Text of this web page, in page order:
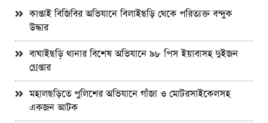
কাপ্তাই বিজিবির অভিযানে বিলাইছড়ি থেকে পরিত্যক্ত বন্দুক
উদ্ধার
বাঘাইছড়ি থানার বিশেষ অভিযানে ৯৮ পিস ইয়াবাসহ দুইজন
গ্রেপ্তার
মহালছড়িতে পুলিশের অভিযানে গাঁজা ও মোটরসাইকেলসহ
একজন আটক